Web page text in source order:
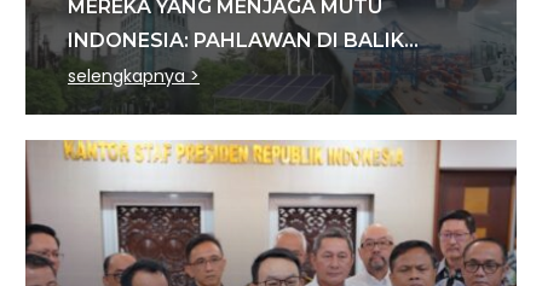
MEREKA YANG MENJAGA MUTU
INDONESIA: PAHLAWAN DI BALIK
SETIAP STANDAR INDUSTRI
selengkapnya >